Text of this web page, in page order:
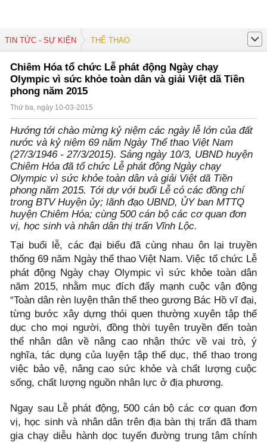
TIN TỨC - SỰ KIỆN THỂ THAO
Chiêm Hóa tổ chức Lễ phát động Ngày chạy
Olympic vì sức khỏe toàn dân và giải Việt dã Tiền
phong năm 2015
Thứ ba, ngày 10-03-2015
Hướng tới chào mừng kỷ niệm các ngày lễ lớn của đất
nước và kỷ niệm 69 năm Ngày Thể thao Việt Nam
(27/3/1946 - 27/3/2015). Sáng ngày 10/3, UBND huyện
Chiêm Hóa đã tổ chức Lễ phát động Ngày chạy
Olympic vì sức khỏe toàn dân và giải Việt dã Tiền
phong năm 2015. Tới dự với buổi Lễ có các đồng chí
trong BTV Huyện ủy; lãnh đạo UBND, ỦY ban MTTQ
huyện Chiêm Hóa; cùng 500 cán bộ các cơ quan đơn
vị, học sinh và nhân dân thị trấn Vĩnh Lộc.
Tại buổi lễ, các đại biểu đã cùng nhau ôn lại truyền
thống 69 năm Ngày thể thao Việt Nam. Việc tổ chức Lễ
phát động Ngày chạy Olympic vì sức khỏe toàn dân
năm 2015, nhằm mục đích đẩy mạnh cuộc vận động
“Toàn dân rèn luyện thân thể theo gương Bác Hồ vĩ đại,
từng bước xây dựng thói quen thường xuyên tập thể
dục cho mọi người, đồng thời tuyên truyền đến toàn
thể nhân dân về nâng cao nhận thức về vai trò, ý
nghĩa, tác dụng của luyện tập thể dục, thể thao trong
việc bảo vệ, nâng cao sức khỏe và chất lượng cuộc
sống, chất lượng nguồn nhân lực ở địa phương.
Ngay sau Lễ phát động, 500 cán bộ các cơ quan đơn
vị, học sinh và nhân dân trên địa bàn thị trấn đã tham
gia chạy diễu hành dọc tuyến đường trung tâm chính